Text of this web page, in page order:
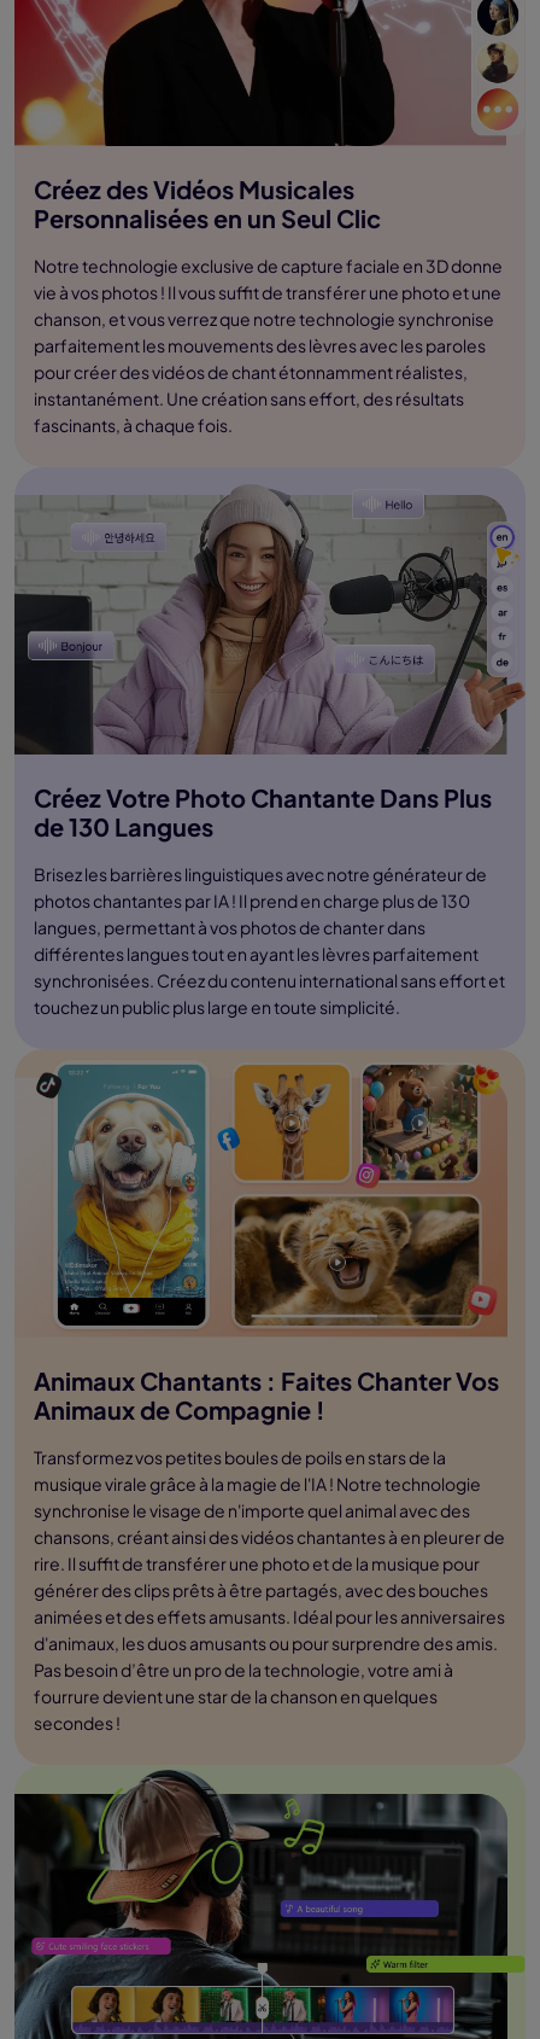
Créez des Vidéos Musicales
Personnalisées en un Seul Clic
Notre technologie exclusive de capture faciale en 3D donne
vie à vos photos ! Il vous suffit de transférer une photo et une
chanson, et vous verrez que notre technologie synchronise
parfaitement les mouvements des lèvres avec les paroles
pour créer des vidéos de chant étonnamment réalistes,
instantanément. Une création sans effort, des résultats
fascinants, à chaque fois.
Créez Votre Photo Chantante Dans Plus
de 130 Langues
Brisez les barrières linguistiques avec notre générateur de
photos chantantes par IA ! Il prend en charge plus de 130
langues, permettant à vos photos de chanter dans
différentes langues tout en ayant les lèvres parfaitement
synchronisées. Créez du contenu international sans effort et
touchez un public plus large en toute simplicité.
Animaux Chantants : Faites Chanter Vos
Animaux de Compagnie !
Transformez vos petites boules de poils en stars de la
musique virale grâce à la magie de l'IA ! Notre technologie
synchronise le visage de n'importe quel animal avec des
chansons, créant ainsi des vidéos chantantes à en pleurer de
rire. Il suffit de transférer une photo et de la musique pour
générer des clips prêts à être partagés, avec des bouches
animées et des effets amusants. Idéal pour les anniversaires
d'animaux, les duos amusants ou pour surprendre des amis.
Pas besoin d’être un pro de la technologie, votre ami à
fourrure devient une star de la chanson en quelques
secondes !